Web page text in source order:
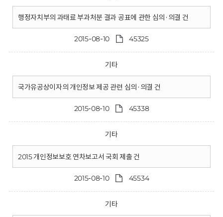
행정자치부의 과태료 부과처분 결과 공표에 관한 심의·의결 건
2015-08-10 45325
기타
국가유공상이자의 개인정보 제공 관련 심의·의결 건
2015-08-10 45338
기타
2015 개인정보보호 연차보고서 국회 제출 건
2015-08-10 45534
기타